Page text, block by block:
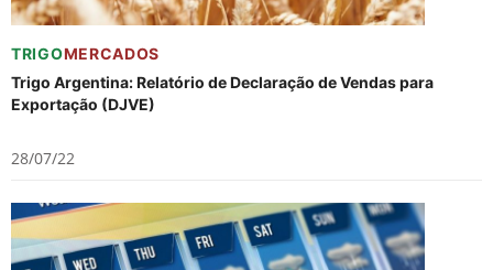
TRIGOMERCADOS
Trigo Argentina: Relatório de Declaração de Vendas para
Exportação (DJVE)
28/07/22